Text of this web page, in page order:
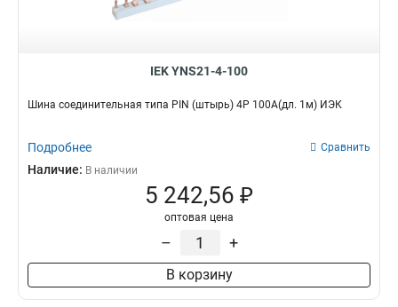
IEK YNS21-4-100
Шина соединительная типа PIN (штырь) 4Р 100А(дл. 1м) ИЭК
Подробнее Сравнить
Наличие: В наличии
5 242,56 ₽
оптовая цена
– +
В корзину